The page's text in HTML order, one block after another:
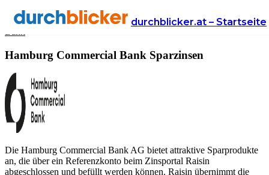
durchblicker.at – Startseite
Anbieter Finanzen sparzinsen
Hamburg Commercial
Hamburg Commercial Bank Sparzinsen
Die Hamburg Commercial Bank AG bietet attraktive Sparprodukte
an, die über ein Referenzkonto beim Zinsportal Raisin
abgeschlossen und befüllt werden können. Raisin übernimmt die